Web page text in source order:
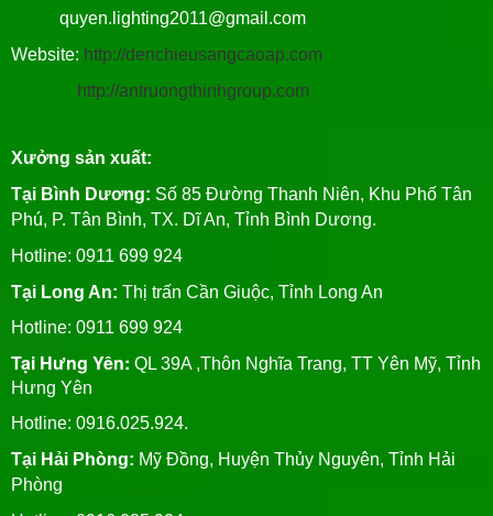
quyen.lighting2011@gmail.com
Website: http://denchieusangcaoap.com
http://antruongthinhgroup.com
Xưởng sản xuất:
Tại Bình Dương: Số 85 Đường Thanh Niên, Khu Phố Tân
Phú, P. Tân Bình, TX. Dĩ An, Tỉnh Bình Dương.
Hotline: 0911 699 924
Tại Long An: Thị trấn Cần Giuộc, Tỉnh Long An
Hotline: 0911 699 924
Tại Hưng Yên: QL 39A ,Thôn Nghĩa Trang, TT Yên Mỹ, Tỉnh
Hưng Yên
Hotline: 0916.025.924.
Tại Hải Phòng: Mỹ Đồng, Huyện Thủy Nguyên, Tỉnh Hải
Phòng